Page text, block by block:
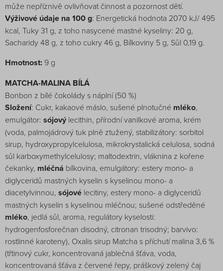
může nepříznivě ovlivňovat činnost a pozornost dětí.
Výživové údaje na 100 g: Energetická hodnota 2070 kJ/ 495
kcal, Tuky 31 g, z toho nasycené mastné kyseliny: 20 g,
Sacharidy 48 g, z toho cukry 46 g, Bílkoviny 5 g, Sůl 0,19 g.
Hmotnost: 9 g
MATCHA-MALINA BÍLÁ
Bonbon z bílé čokolády s náplní (50 %)
Složení: Cukr, kakaové máslo, sušené plnotučné mléko,
emulgátor: sójový lecithin, přírodní vanilkové aroma, krém
(voda, palmojádrový tuk plně ztužený, stabilizátory: sorbitol
sirup, hydroxypropylcelulosa, mikrokrystalická celulosa, sodná
sůl karboxymethylcelulosy; maltodextrin, vláknina z kořene
čekanky, mléčná bílkovina, emulgátory: estery mono- a
diglyceridů mastných kyselin s kyselinou mono- a
diacetylvinnou, sójové lecitiny, estery mono- a diglyceridů
mastných kyselin s kyselinou mléčnou; sušené odstředěné
mléko, jedlá sůl, aroma, regulátory kyselosti:
hydrogenfosforečnan disodný, citronan trisodný; barvivo:
rostlinné karoteny), Oxalis sirup Matcha s příchutí malina 3,6 %
(třtinový cukr, koncentrovaná jablečná šťáva, voda,
koncentrovaná šťáva z červené řepy, práškový zelený čaj